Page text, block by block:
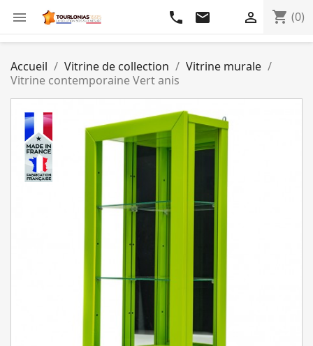
 shopping_cart (0)

phone email
Accueil Vitrine de collection
Vitrine murale
Vitrine contemporaine Vert anis